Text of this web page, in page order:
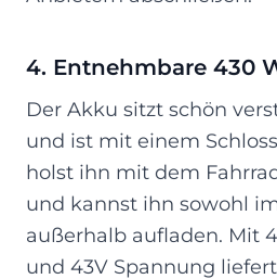
4. Entnehmbare 430
Der Akku sitzt schön
und ist mit einem
holst ihn mit dem
und kannst ihn sowohl
außerhalb aufladen. Mit
und 43V Spannung liefert